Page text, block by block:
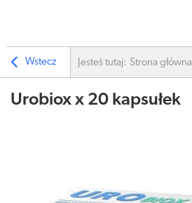
Wstecz Jesteś tutaj: Strona główna
Urobiox x 20 kapsułek